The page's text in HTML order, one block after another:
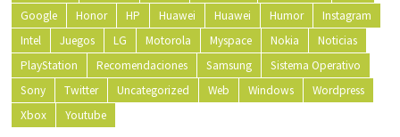
Google
Honor HP Huawei Huawei Humor
Instagram
Intel
Juegos LG Motorola Myspace Nokia
Noticias
PlayStation
Recomendaciones Samsung
Sistema Operativo
Sony
Twitter Uncategorized Web Windows
Wordpress
Xbox
Youtube